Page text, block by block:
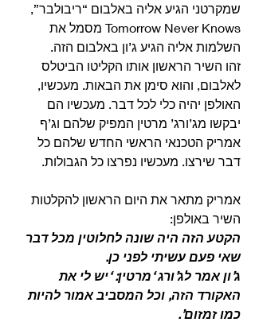
שמקרטני הגיע אליה באלבום “ריבולבר”,
Tomorrow Never Knows מסמל את
השלמות אליה הגיע ג’ון באלבום הזה.
זהו השיר הראשון אותו הקליטו הביטלס
לאלבום, והוא סימן את הבאות. מעכשיו,
האולפן יהיה כלי לכל דבר. מעכשיו הם
יבקשו מג’ורג’ מרטין המפיק שלהם וג’ף
אמריק הטכנאי הראשי החדש שלהם כל
דבר שירצו. מעכשיו נפרצו כל הגבולות.
אמריק מתאר את היום הראשון להקלטות
השיר באולפן:
הקטע הזה היה שונה לחלוטין מכל דבר
שאי פעם עשיתי לפני כן.
ג’ון אמר לג’ורג ‘מרטין: ‘יש לי את
האקורד הזה, וכל המסביב אמור להיות
כמו זמזום’.